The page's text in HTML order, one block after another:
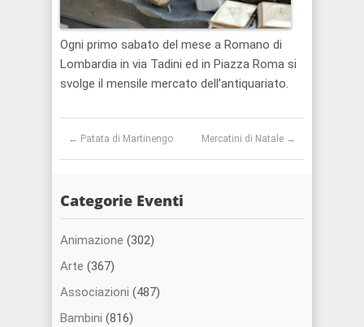
Ogni primo sabato del mese a Romano di
Lombardia in via Tadini ed in Piazza Roma si
svolge il mensile mercato dell’antiquariato.
← Patata di Martinengo Mercatini di Natale →
Categorie Eventi
Animazione (302)
Arte (367)
Associazioni (487)
Bambini (816)